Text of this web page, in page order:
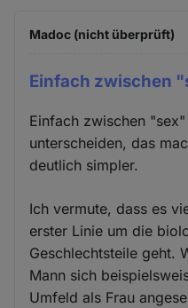
Madoc (nicht überprüft)
Einfach zwischen
Einfach zwischen
unterscheiden, das
deutlich simpler.
Ich vermute, dass es
erster Linie um die
Geschlechtsteile geht.
Mann sich
Umfeld als Frau